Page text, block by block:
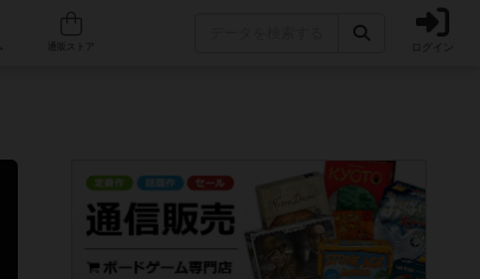
人気ボードゲーム ログイン